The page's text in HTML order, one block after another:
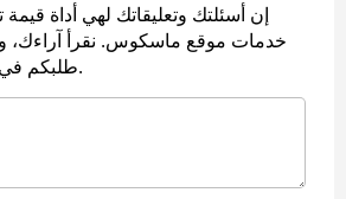
إن أسئلتك وتعليقاتك لهي أداة
خدمات موقع ماسكوس. نقرأ آراءك،
طلبكم في أسرع وقت ممكن.